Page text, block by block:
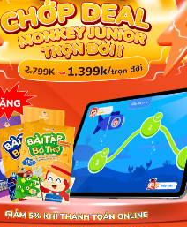
âm âm H
cách phát âm h trong
nghe đọc với